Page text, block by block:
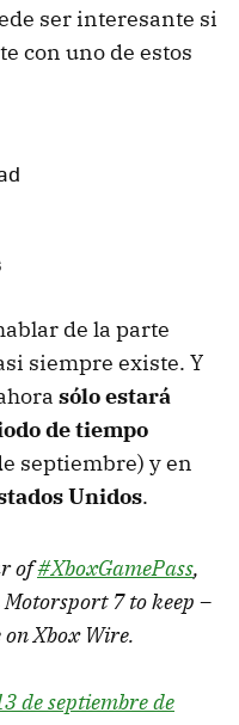
ser interesante si
con uno de estos
de la parte
siempre existe. Y
sólo estará
de tiempo
septiembre) y en
Unidos.
of#XboxGamePass,
7 to keep –
Xbox Wire.
de septiembre de